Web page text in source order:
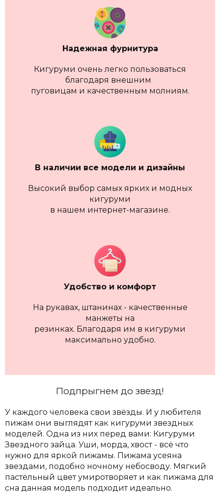
Надежная фурнитура
Кигуруми очень легко пользоваться
благодаря внешним
пуговицам и качественным молниям.
В наличии все модели и дизайны
Высокий выбор самых ярких и модных
кигуруми
в нашем интернет-магазине.
Удобство и комфорт
На рукавах, штанинах - качественные
манжеты на
резинках. Благодаря им в кигуруми
максимально удобно.
Подпрыгнем до звезд!
У каждого человека свои звёзды. И у любителя
пижам они выглядят как кигуруми звездных
моделей. Одна из них перед вами: Кигуруми
Звездного зайца. Уши, морда, хвост - всё что
нужно для яркой пижамы. Пижама усеяна
звездами, подобно ночному небосводу. Мягкий
пастельный цвет умиротворяет и как пижама для
сна данная модель подходит идеально.